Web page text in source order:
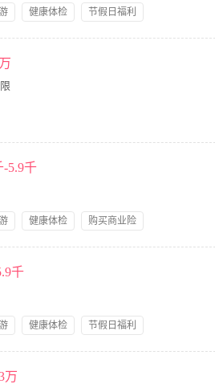
园50-60天的岗前专业培训 ； 工作时间：早班9
培训，公司承担交通费、住宿费； 2、舒适的
过万元只是小数字； 4、员工入职购买五险、
健康体检
节假日福利
面表达能力； 4、 较强的执行力和组织推动能力
完成顾客到店率管理。 任职资格： 1、普通话
-5.9千
健康体检
购买商业险
(她)们的爱好、要求及皮肤的特性，以便更好
流程报表与每月总结报表。 6、完成店长安排
先考虑； 3、良好的语言表达能力，善于沟通，
，积极向上，团队协作能力强。
千
健康体检
节假日福利
万